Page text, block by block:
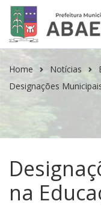
Home Notícias
Designações
na